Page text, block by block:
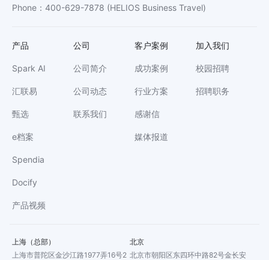
Phone ： 400-629-7878 (HELIOS Business Travel)
产品
Spark AI
汇联易
甄选
e档案
Spendia
Docify
产品视频
公司
公司简介
公司动态
联系我们
客户案例
成功案例
行业方案
感谢信
媒体报道
加入我们
校园招聘
招聘职务
上海（总部）
上海市普陀区金沙江路1977弄16号2
北京
北京市朝阳区东四环中路82号金长安